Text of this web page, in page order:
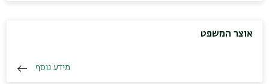
אוצר המשפט
מידע נוסף